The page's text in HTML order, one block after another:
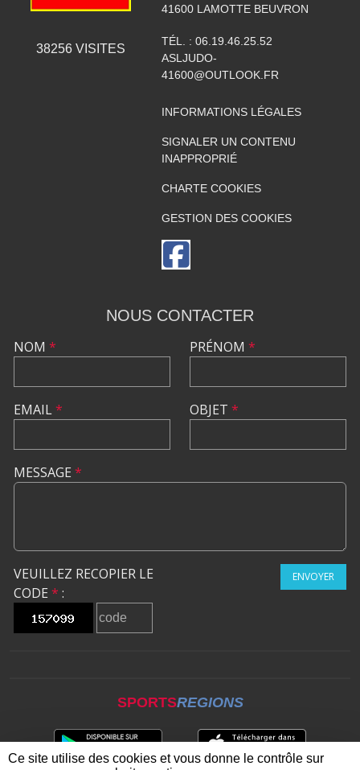
38256VISITES
41600 LAMOTTE BEUVRON
TÉL. : 06.19.46.25.52
ASLJUDO-
41600@OUTLOOK.FR
INFORMATIONS LÉGALES
SIGNALER UN CONTENU
INAPPROPRIÉ
CHARTE COOKIES
GESTION DES COOKIES
NOUS CONTACTER
NOM *
EMAIL*
PRÉNOM *
OBJET *
MESSAGE *
VEUILLEZ RECOPIER LE
CODE * :
ENVOYER
SPORTSREGIONS
Ce site utilise des cookies et vous donne le contrôle sur